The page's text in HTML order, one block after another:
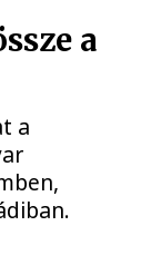
a
a